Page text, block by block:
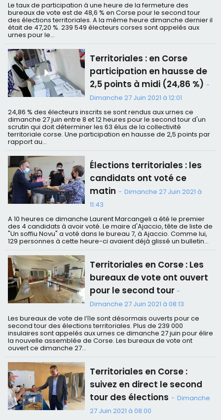
Le taux de participation à une heure de la fermeture des
bureaux de vote est de 48,6 % en Corse pour le second tour
des élections territoriales. A la même heure dimanche dernier il
était de 47,20 %. 239 549 électeurs corses sont appelés aux
urnes pour le...
Territoriales : en Corse
participation en hausse de
2,5 points à midi (24,86 %) -
Dimanche 27 Juin 2021 à 12:01
24,86 % des électeurs inscrits se sont rendus aux urnes ce
dimanche 27 juin entre 8 et 12 heures pour le second tour d'un
scrutin qui doit déterminer les 63 élus de la collectivité
territoriale corse. Une participation en hausse de 2,5 points par
rapport au...
Élections territoriales : les
candidats ont voté ce
matin - Dimanche 27 Juin 2021 à
11:43
A 10 heures ce dimanche Laurent Marcangeli a été le premier
des 4 candidats à avoir voté. Le maire d'Ajaccio, tête de liste de
"Un soffiu Novu" a voté dans le bureau 7, à Ajaccio. Comme lui,
129 personnes à cette heure-ci avaient déjà glissé un bulletin...
Territoriales en Corse : Les
bureaux de vote ont ouvert
pour le second tour-
Dimanche 27 Juin 2021 à 08:13
Les bureaux de vote de l’île sont désormais ouverts pour ce
second tour des élections territoriales. Plus de 239 000
insulaires sont appelés aux urnes ce dimanche 27 juin pour élire
la nouvelle assemblée de Corse. Les bureaux de vote ont
ouvert ce dimanche 27...
Territoriales en Corse :
suivez en direct le second
tour des élections - Dimanche
27 Juin 2021 à 08:00